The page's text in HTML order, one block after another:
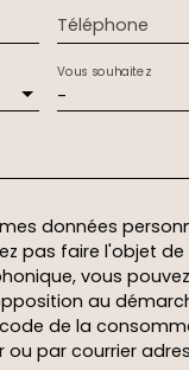
Téléphone
-
Vous souhaitez
données
pas faire l'objet
vous
au
de la
par courrier